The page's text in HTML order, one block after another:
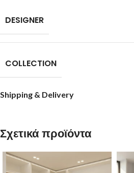
DESIGNER
COLLECTION
Shipping & Delivery
Σχετικά προϊόντα